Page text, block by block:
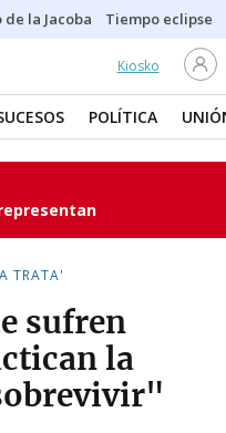
de la Jacoba Tiempo eclipse
Kiosko
POLÍTICA
TRATA'
sufren
la